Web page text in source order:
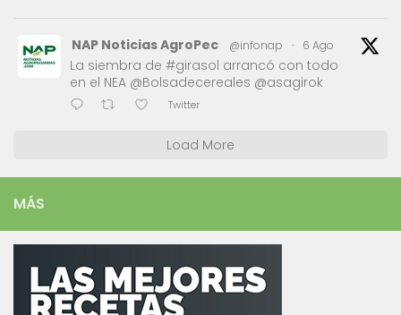
NAP Noticias AgroPec @infonap · 6 Ago
La siembra de #girasol arrancó con todo
en el NEA @Bolsadecereales @asagirok
Twitter
Load More
MÁS